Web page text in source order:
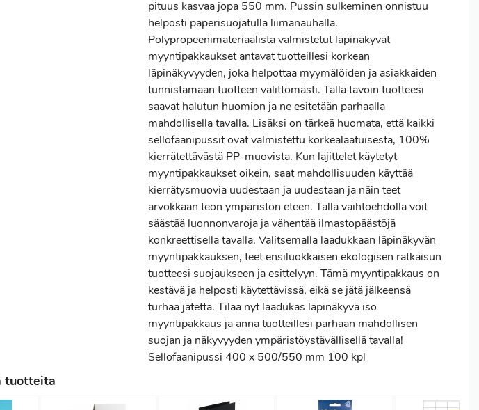
pituus kasvaa jopa 550 mm. Pussin sulkeminen onnistuu
helposti paperisuojatulla liimanauhalla.
Polypropeenimateriaalista valmistetut läpinäkyvät
myyntipakkaukset antavat tuotteillesi korkean
läpinäkyvyyden, joka helpottaa myymälöiden ja asiakkaiden
tunnistamaan tuotteen välittömästi. Tällä tavoin tuotteesi
saavat halutun huomion ja ne esitetään parhaalla
mahdollisella tavalla. Lisäksi on tärkeä huomata, että kaikki
sellofaanipussit ovat valmistettu korkealaatuisesta, 100%
kierrätettävästä PP-muovista. Kun lajittelet käytetyt
myyntipakkaukset oikein, saat mahdollisuuden käyttää
kierrätysmuovia uudestaan ja uudestaan ja näin teet
arvokkaan teon ympäristön eteen. Tällä vaihtoehdolla voit
säästää luonnonvaroja ja vähentää ilmastopäästöjä
konkreettisella tavalla. Valitsemalla laadukkaan läpinäkyvän
myyntipakkauksen, teet ensiluokkaisen ekologisen ratkaisun
tuotteesi suojaukseen ja esittelyyn. Tämä myyntipakkaus on
kestävä ja helposti käytettävissä, eikä se jätä jälkeensä
turhaa jätettä. Tilaa nyt laadukas läpinäkyvä iso
myyntipakkaus ja anna tuotteillesi parhaan mahdollisen
suojan ja näkyvyyden ympäristöystävällisellä tavalla!
Sellofaanipussi 400 x 500/550 mm 100 kpl
tuotteita